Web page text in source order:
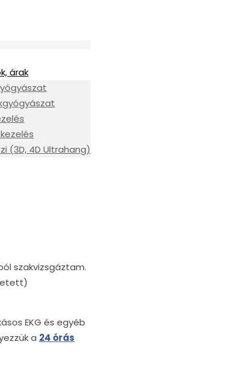
árak
kezelés
(3D, 4D Ultrahang)
szakvizsgáztam.
EKG és egyéb
a 24 órás